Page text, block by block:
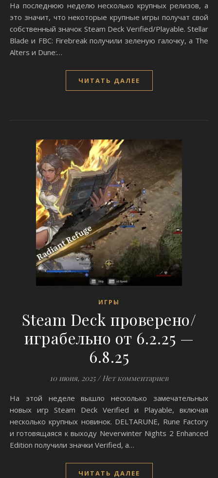
На последнюю неделю несколько крупных релизов, а
это значит, что некоторые крупные игры получат свой
собственный значок Steam Deck Verified/Playable. Stellar
Blade и FBC: Firebreak получили зеленую галочку, а The
Alters и Dune:…
ЧИТАТЬ ДАЛЕЕ
ИГРЫ
Steam Deck проверено/
играбельно от 6.2.25 —
6.8.25
10 июня, 2025 / Нет комментариев
На этой неделе вышло несколько замечательных
новых игр Steam Deck Verified и Playable, включая
несколько крупных новинок. DELTARUNE, Rune Factory
и готовящаяся к выходу Neverwinter Nights 2 Enhanced
Edition получили значки Verified, а…
ЧИТАТЬ ДАЛЕЕ